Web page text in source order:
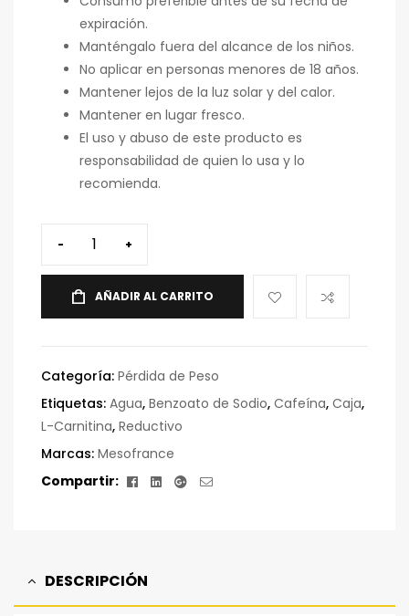
expiración.
Manténgalo fuera del alcance de los niños.
No aplicar en personas menores de 18 años.
Mantener lejos de la luz solar y del calor.
Mantener en lugar fresco.
El uso y abuso de este producto es
responsabilidad de quien lo usa y lo
recomienda.
- +
AÑADIR AL CARRITO
Categoría: Pérdida de Peso
Etiquetas: Agua, Benzoato de Sodio, Cafeína, Caja,
L-Carnitina, Reductivo
Marcas: Mesofrance
Compartir:
Facebook
LinkedinGoogle+
Correo
DESCRIPCIÓN